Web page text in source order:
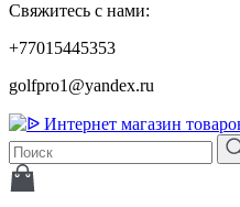
Свяжитесь с нами:
+77015445353
golfpro1@yandex.ru